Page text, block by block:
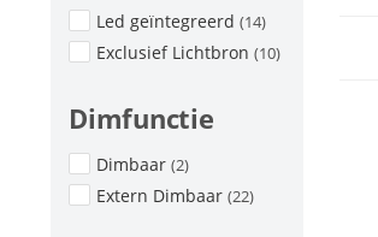
Led geïntegreerd (14)
Exclusief Lichtbron (10)
Dimfunctie
Dimbaar (2)
Extern Dimbaar (22)